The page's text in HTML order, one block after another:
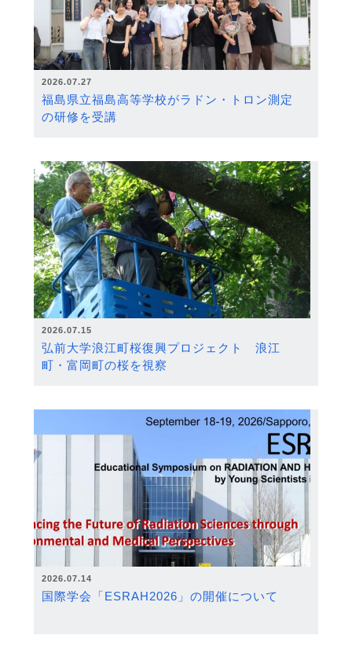
2026.07.27
福島県立福島高等学校がラドン・トロン測定
の研修を受講
2026.07.15
弘前大学浪江町桜復興プロジェクト 浪江
町・富岡町の桜を視察
2026.07.14
国際学会「ESRAH2026」の開催について